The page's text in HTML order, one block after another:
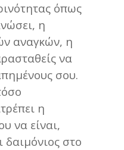
όπως
η
αναγκών, η
να
σου.
η
να είναι,
δαιμόνιος στο